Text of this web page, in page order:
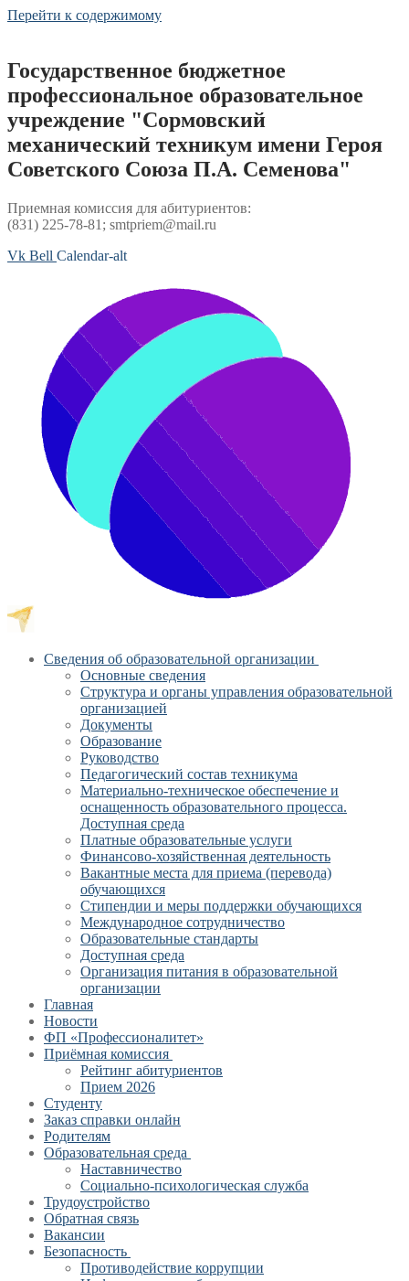
Перейти к содержимому
Государственное бюджетное
профессиональное образовательное
учреждение "Сормовский
механический техникум имени Героя
Советского Союза П.А. Семенова"
Приемная комиссия для абитуриентов:
(831) 225-78-81; smtpriem@mail.ru
Vk Bell Calendar-alt
Сведения об образовательной организации
Основные сведения
Структура и органы управления образовательной
организацией
Документы
Образование
Руководство
Педагогический состав техникума
Материально-техническое обеспечение и
оснащенность образовательного процесса.
Доступная среда
Платные образовательные услуги
Финансово-хозяйственная деятельность
Вакантные места для приема (перевода)
обучающихся
Стипендии и меры поддержки обучающихся
Международное сотрудничество
Образовательные стандарты
Доступная среда
Организация питания в образовательной
организации
Главная
Новости
ФП «Профессионалитет»
Приёмная комиссия
Рейтинг абитуриентов
Прием 2026
Студенту
Заказ справки онлайн
Родителям
Образовательная среда
Наставничество
Социально-психологическая служба
Трудоустройство
Обратная связь
Вакансии
Безопасность
Противодействие коррупции